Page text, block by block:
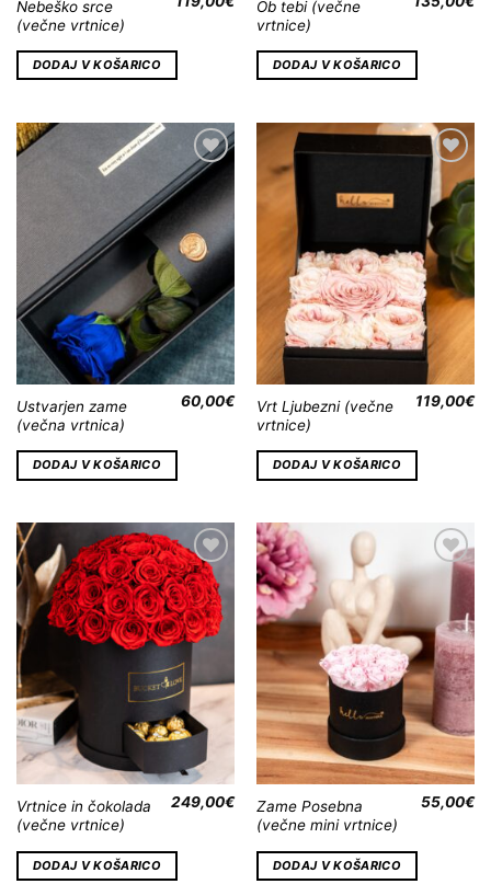
Nebeško srce
(večne vrtnice)
DODAJ V KOŠARICO
Ob tebi (večne
vrtnice)
DODAJ V KOŠARICO
Dodaj
Wishlist
Ustvarjen zame
(večna vrtnica)
60,00€
DODAJ V KOŠARICO
Dodaj
na
Wishlist
Vrt Ljubezni (večne
vrtnice)
119,00€
DODAJ V KOŠARICO
Dodaj
na
Wishlist
Vrtnice in čokolada
(večne vrtnice)
249,00€
DODAJ V KOŠARICO
Dodaj
Wishlist
Zame Posebna
(večne mini vrtnice)
55,00€
DODAJ V KOŠARICO